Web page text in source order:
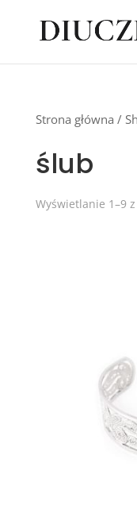
Strona główna /
ślub
Wyświetlanie 1–9